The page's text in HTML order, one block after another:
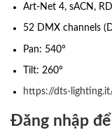
Art-Net 4, sACN,
52 DMX channels
Pan: 540°
Tilt: 260°
https://dts-
Đăng nhập